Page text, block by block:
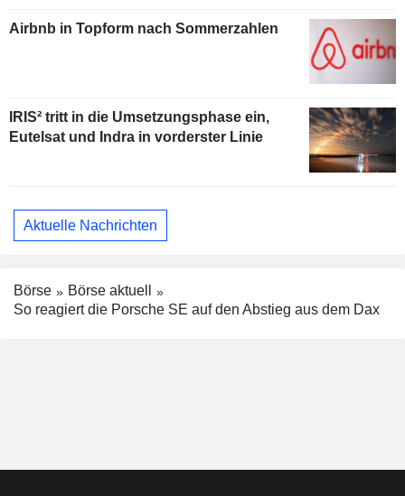
Airbnb in Topform nach Sommerzahlen
IRIS² tritt in die Umsetzungsphase ein,
Eutelsat und Indra in vorderster Linie
Aktuelle Nachrichten
Börse
Börse aktuell
So reagiert die Porsche SE auf den Abstieg aus dem Dax